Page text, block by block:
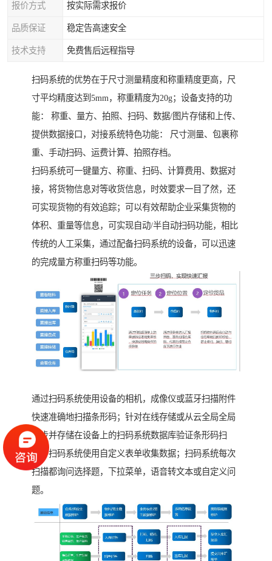
报价方式 按实际需求报价
品质保证 稳定告高速安全
技术支持 免费售后远程指导
扫码系统的优势在于尺寸测量精度和称重精度更高，尺
寸平均精度达到5mm，称重精度为20g；设备支持的功
能： 称重、量方、拍照、扫码、数据/图片存储和上传、
提供数据接口，对接系统特色功能： 尺寸测量、包裹称
重、手动扫码、运费计算、拍照存档。
扫码系统可一键量方、称重、扫码、计算费用、数据对
接，将货物信息对等收货信息，时效要求一目了然，还
可实现货物的有效追踪；可以有效帮助企业采集货物的
体积、重量等信息，可实现自动/半自动扫码功能，相比
传统的人工采集，通过配备扫码系统的设备，可以迅速
的完成量方称重扫码等功能。
通过扫码系统使用设备的相机，成像仪或蓝牙扫描附件
快速准确地扫描条形码；针对在线存储或从云全局全局
同步并存储在设备上的扫码系统数据库验证条形码扫
描，扫码系统使用自定义表单收集数据；扫码系统每次
扫描都询问选择题，下拉菜单，语音转文本或自定义问
题。